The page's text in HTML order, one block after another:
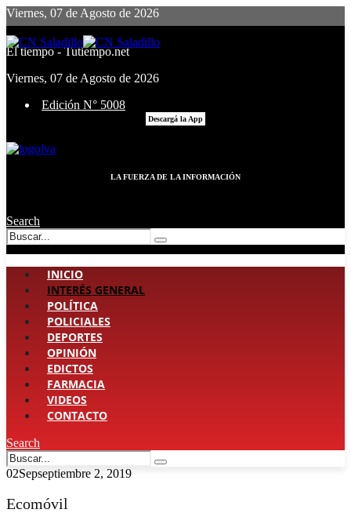
Viernes, 07 de Agosto de 2026
El tiempo - Tutiempo.net
Viernes, 07 de Agosto de 2026
Edición N° 5008
Descargá la App
LA FUERZA DE LA INFORMACIÓN
Search
INICIO
INTERÉS GENERAL
POLÍTICA
POLICIALES
DEPORTES
OPINIÓN
EDICTOS
FARMACIA
VIDEOS
CONTACTO
Search
02Sepseptiembre 2, 2019
Ecomóvil